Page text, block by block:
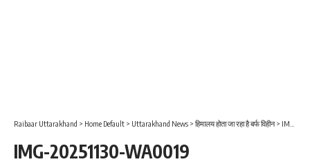
Raibaar Uttarakhand > Home Default > Uttarakhand News > हिमालय होता जा रहा है बर्फ विहीन> IMG-20251130-WA0019
IMG-20251130-WA0019